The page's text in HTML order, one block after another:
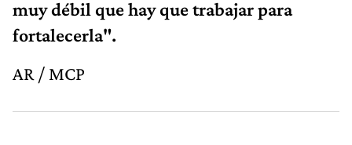
muy débil que hay que trabajar para
fortalecerla".
AR / MCP